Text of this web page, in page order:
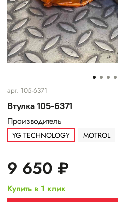
арт. 105-6371
Втулка 105-6371
Производитель
YG TECHNOLOGY MOTROL
9 650 ₽
Купить в 1 клик